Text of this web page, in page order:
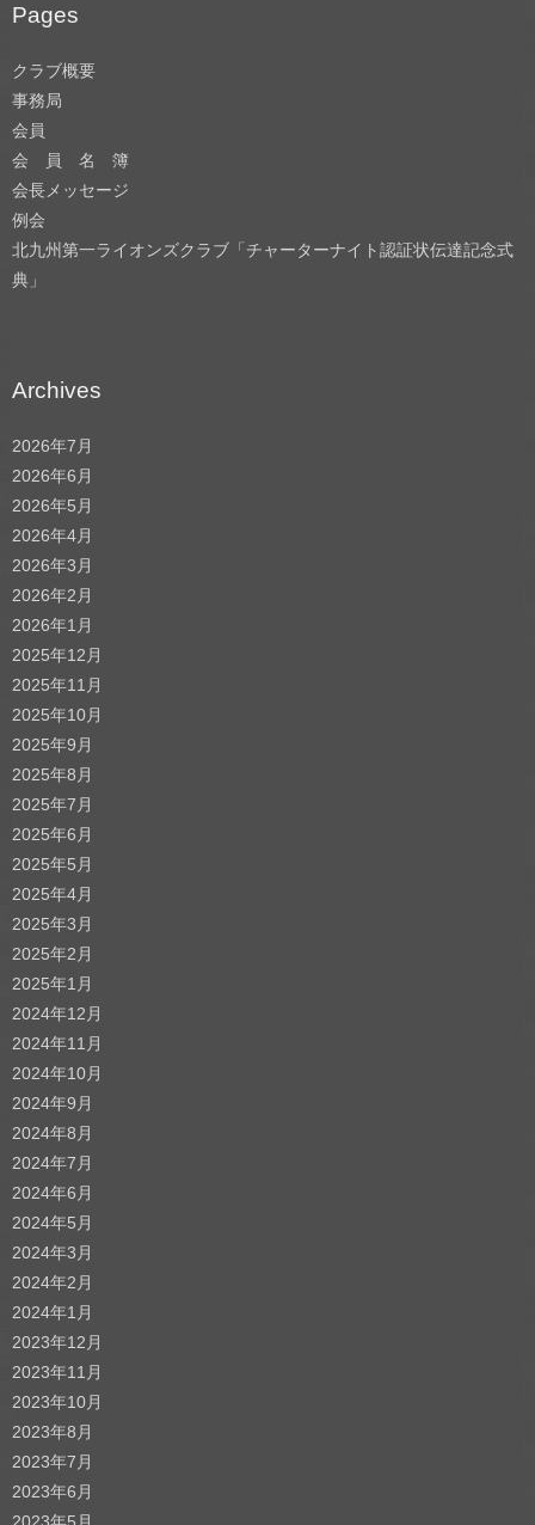
Pages
クラブ概要
事務局
会員
会 員 名 簿
会長メッセージ
例会
北九州第一ライオンズクラブ「チャーターナイト認証状伝達記念式
典」
Archives
2026年7月
2026年6月
2026年5月
2026年4月
2026年3月
2026年2月
2026年1月
2025年12月
2025年11月
2025年10月
2025年9月
2025年8月
2025年7月
2025年6月
2025年5月
2025年4月
2025年3月
2025年2月
2025年1月
2024年12月
2024年11月
2024年10月
2024年9月
2024年8月
2024年7月
2024年6月
2024年5月
2024年3月
2024年2月
2024年1月
2023年12月
2023年11月
2023年10月
2023年8月
2023年7月
2023年6月
2023年5月